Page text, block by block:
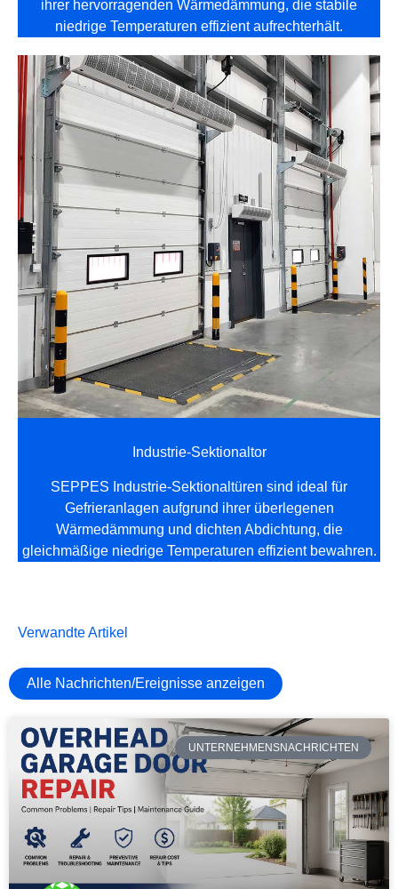
ihrer hervorragenden Wärmedämmung, die stabile
niedrige Temperaturen effizient aufrechterhält.
Industrie-Sektionaltor
SEPPES Industrie-Sektionaltüren sind ideal für
Gefrieranlagen aufgrund ihrer überlegenen
Wärmedämmung und dichten Abdichtung, die
gleichmäßige niedrige Temperaturen effizient bewahren.
Verwandte Artikel
Alle Nachrichten/Ereignisse anzeigen
UNTERNEHMENSNACHRICHTEN